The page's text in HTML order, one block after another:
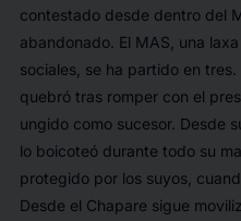
contestado desde dentro del
abandonado. El MAS, una
sociales, se ha partido en
quebró tras romper con el
ungido como sucesor. Desde
lo boicoteó durante todo su
protegido por los suyos,
Desde el Chapare sigue